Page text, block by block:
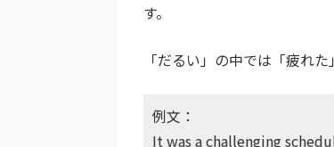
す。
「だるい」の中では「疲れ
例文：
It was a challenging